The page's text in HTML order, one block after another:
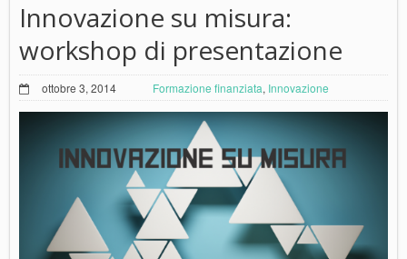
Innovazione su misura:
workshop di presentazione
ottobre 3, 2014 Formazione finanziata, Innovazione